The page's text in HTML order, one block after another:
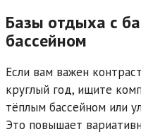
Базы отдыха с
бассейном
Если вам важен
круглый год, ищите
тёплым бассейном или
Это повышает